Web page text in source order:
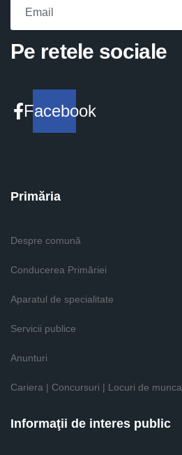
Pe retele sociale
Facebook
Primăria
Despre comună
Conducerea Primăriei
Aparatul de specialitate
Servicii publice
Anunturi
Cariera | Concursuri | Locuri de munca
Informaţii de interes public